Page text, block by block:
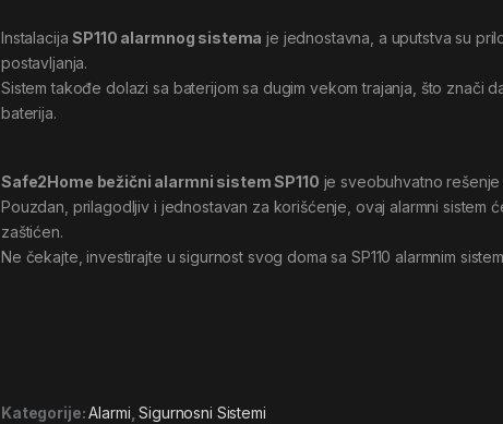
InstalacijaSP110 alarmnog sistema je jednostavna, a uputstva su
postavljanja.
Sistem takođe dolazi sa baterijom sa dugim vekom trajanja, što znači
baterija.
Safe2Home bežični alarmni sistem SP110 je sveobuhvatno
Pouzdan, prilagodljiv i jednostavan za korišćenje, ovaj alarmni sistem
zaštićen.
Ne čekajte, investirajte u sigurnost svog doma sa SP110 alarmnim
Kategorije:Alarmi,Sigurnosni Sistemi